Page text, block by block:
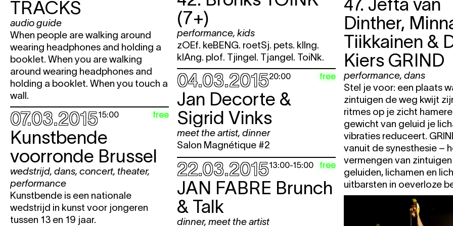
Anne Teresa De Keersmaeker / Rosas
FASE, FOUR MOVEMENTS TO THE
MUSIC OF STEVE REICH
20:30 dans ,performance
MAART 2015
zo
1.03
Anne Teresa De Keersmaeker / Rosas
FASE, FOUR MOVEMENTS TO THE
MUSIC OF STEVE REICH
dans,performance
wo 4.03 David Helbich BRUSSELS TRACKS audio guide
Jan Decorte & Sigrid Vinks meet the artist ,dinner
do 5.03 David HelbichBRUSSELS TRACKS 12:00 - 22:00 audio guide
vr 6.03 David Helbich BRUSSELS TRACKS audio guide
za 7.03 David Helbich BRUSSELS TRACKS 12:00 - 22:00 audio guide
Kunstbende voorronde Brussel
TRACKS
audio guide
When people are walking around
wearing headphones and holding a
booklet. When you are walking
around wearing headphones and
holding a booklet. When you touch a
wall.
(7+)
performance, kids
zOEf. keBENG. roetSj. pets. klIng.
klAng. plof. Tjingel. Tjangel. ToiNk.
Dinther,
Tiikkainen &
Kiers GRIND
performance, dans
Stel je voor: een plaats
zintuigen de weg kwijt
ritmes op je zicht
gewicht van geluid je
vibraties reduceert.
vanuit de synesthesie –
vermengen van
geluiden, lichamen en
uitbarsten in oeverloze
04.03.201520:00 free
Jan Decorte &
Sigrid Vinks
meet the artist, dinner
Salon Magnétique #2
07.03.201515:00 free
Kunstbende
voorronde Brussel
wedstrijd, dans, concert, theater,
performance
Kunstbende is een nationale
wedstrijd in kunst voor jongeren
tussen 13 en 19 jaar.
22.03.201513:00-15:00 free
JAN FABRE Brunch
& Talk
dinner, meet the artist